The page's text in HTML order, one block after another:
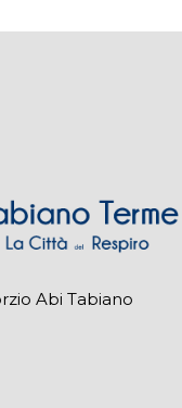
Abi Tabiano